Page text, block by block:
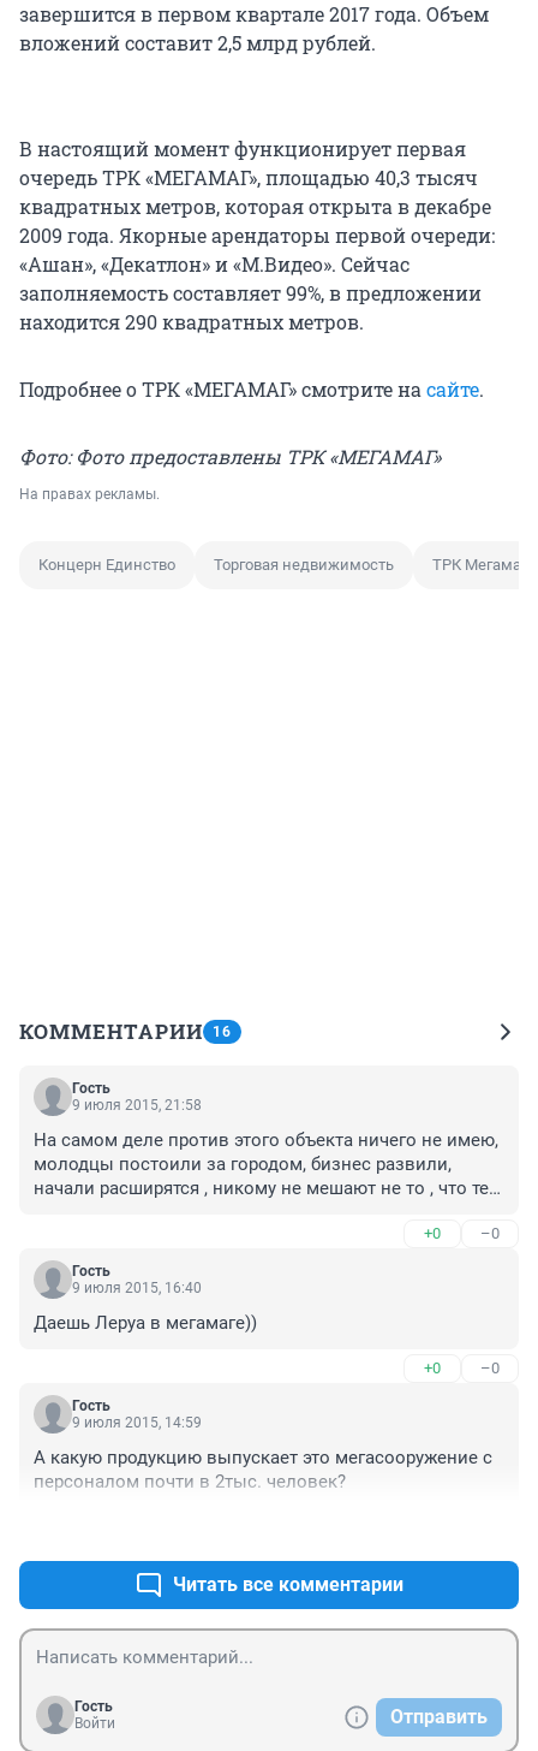
завершится в первом квартале 2017 года. Объем
вложений составит 2,5 млрд рублей.
В настоящий момент функционирует первая
очередь ТРК «МЕГАМАГ», площадью 40,3 тысяч
квадратных метров, которая открыта в декабре
2009 года. Якорные арендаторы первой очереди:
«Ашан», «Декатлон» и «М.Видео». Сейчас
заполняемость составляет 99%, в предложении
находится 290 квадратных метров.
Подробнее о ТРК «МЕГАМАГ» смотрите на сайте.
Фото: Фото предоставлены ТРК «МЕГАМАГ»
На правах рекламы.
Концерн Единство Торговая недвижимость ТРК Мегамаг
КОММЕНТАРИИ 16
Гость
9 июля 2015, 21:58
На самом деле против этого объекта ничего не имею,
молодцы постоили за городом, бизнес развили,
начали расширятся , никому не мешают не то , что те
+0 –0
Гость
9 июля 2015, 16:40
Даешь Леруа в мегамаге))
+0 –0
Гость
9 июля 2015, 14:59
А какую продукцию выпускает это мегасооружение с
персоналом почти в 2тыс. человек?
Читать все комментарии
Гость
Войти
Отправить